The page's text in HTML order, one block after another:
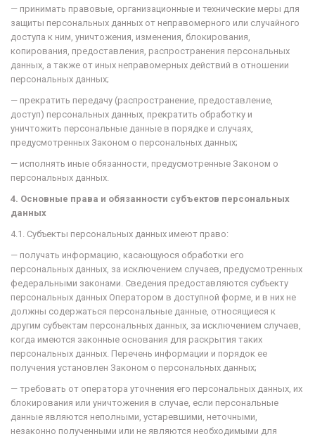
— принимать правовые, организационные и технические меры для
защиты персональных данных от неправомерного или случайного
доступа к ним, уничтожения, изменения, блокирования,
копирования, предоставления, распространения персональных
данных, а также от иных неправомерных действий в отношении
персональных данных;
— прекратить передачу (распространение, предоставление,
доступ) персональных данных, прекратить обработку и
уничтожить персональные данные в порядке и случаях,
предусмотренных Законом о персональных данных;
— исполнять иные обязанности, предусмотренные Законом о
персональных данных.
4. Основные права и обязанности субъектов персональных
данных
4.1. Субъекты персональных данных имеют право:
— получать информацию, касающуюся обработки его
персональных данных, за исключением случаев, предусмотренных
федеральными законами. Сведения предоставляются субъекту
персональных данных Оператором в доступной форме, и в них не
должны содержаться персональные данные, относящиеся к
другим субъектам персональных данных, за исключением случаев,
когда имеются законные основания для раскрытия таких
персональных данных. Перечень информации и порядок ее
получения установлен Законом о персональных данных;
— требовать от оператора уточнения его персональных данных, их
блокирования или уничтожения в случае, если персональные
данные являются неполными, устаревшими, неточными,
незаконно полученными или не являются необходимыми для